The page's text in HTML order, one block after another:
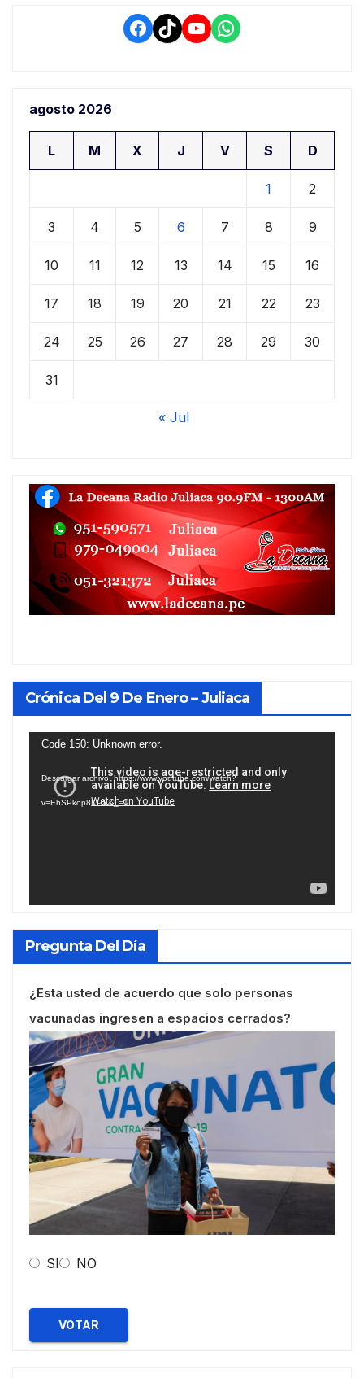
Facebook
TikTokYouTube
WhatsApp
agosto 2026
L M X J V S D
1 2
3 4 5 6 7 8 9
10 11 12 13 14 15 16
17 18 19 20 21 22 23
24 25 26 27 28 29 30
31
« Jul
Crónica Del 9 De Enero – Juliaca
Reproductor
vídeo
Code 150: Unknown error.
Descargar archivo: https://www.youtube.com/watch?
v=EhSPkop8KPY&_=1
Pregunta Del Día
¿Esta usted de acuerdo que solo personas
vacunadas ingresen a espacios cerrados?
SI NO
VOTAR